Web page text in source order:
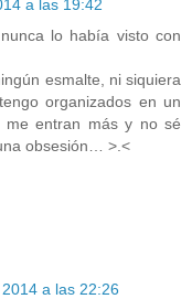
a las 19:42
lo había visto con
esmalte, ni siquiera
organizados en un
entran más y no sé
obsesión… >.<
a las 22:26